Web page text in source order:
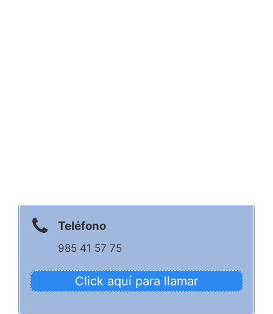
Teléfono
985 41 57 75
Click aquí para llamar